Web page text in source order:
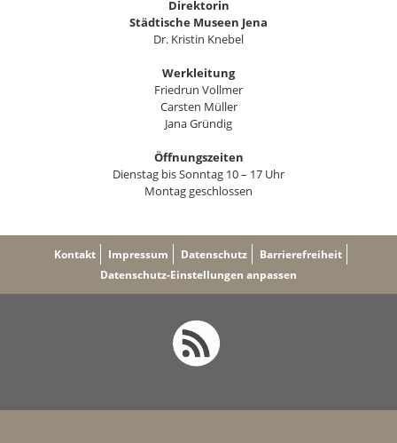
Direktorin
Städtische Museen Jena
Dr. Kristin Knebel
Werkleitung
Friedrun Vollmer
Carsten Müller
Jana Gründig
Öffnungszeiten
Dienstag bis Sonntag 10 – 17 Uhr
Montag geschlossen
Kontakt Impressum Datenschutz
Barrierefreiheit
Datenschutz-Einstellungen anpassen